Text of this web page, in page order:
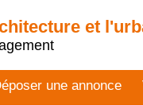
et
une annonce